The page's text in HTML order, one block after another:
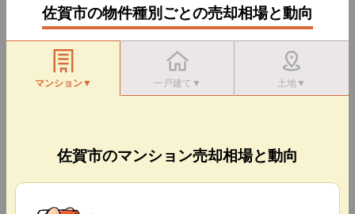
佐賀市の物件種別ごとの売却相場と動向
マンション▼ 一戸建て▼ 土地▼
佐賀市のマンション売却相場と動向